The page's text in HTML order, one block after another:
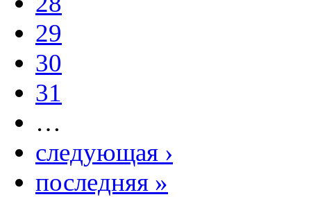
29
30
31
…
следующая ›
последняя »